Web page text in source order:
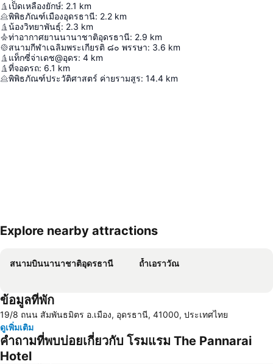
เป็ดเหลืองยักษ์: 2.1 km
พิพิธภัณฑ์เมืองอุดรธานี: 2.2 km
น้องวิทยาพันธุ์: 2.3 km
ท่าอากาศยานนานาชาติอุดรธานี: 2.9 km
สนามกีฬาเฉลิมพระเกียรติ ๘๐ พรรษา: 3.6 km
แท็กซี่จ่าเดช@อุดร: 4 km
ที่จอดรถ: 6.1 km
พิพิธภัณฑ์ประวัติศาสตร์ ค่ายรามสูร: 14.4 km
Explore nearby attractions
สนามบินนานาชาติอุดรธานี ถ้ำเอราวัณ
ข้อมูลที่พัก
19/8 ถนน สัมพันธมิตร อ.เมือง, อุดรธานี, 41000, ประเทศไทย
ดูเพิ่มเติม
คำถามที่พบบ่อยเกี่ยวกับ โรมแรม The Pannarai
Hotel